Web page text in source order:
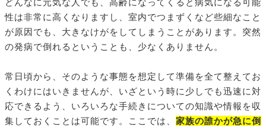
どんなに元気な人でも、高齢になってくると病気になる可能
性は非常に高くなりますし、室内でつまずくなど些細なこと
が原因でも、大きなけがをしてしまうことがあります。突然
の発病で倒れるということも、少なくありません。
常日頃から、そのような事態を想定して準備を全て整えてお
くわけにはいきませんが、いざという時に少しでも迅速に対
応できるよう、いろいろな手続きについての知識や情報を収
集しておくことは可能です。ここでは、 家族の誰かが急に倒